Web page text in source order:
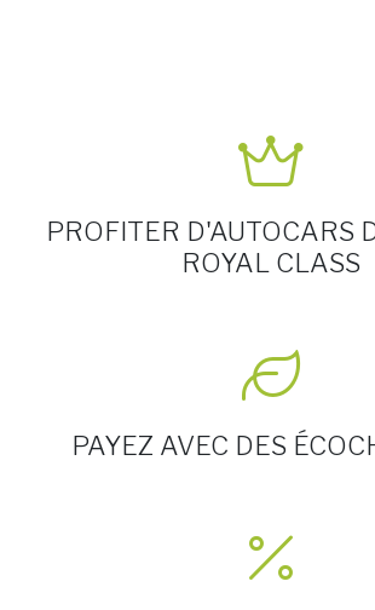
PROFITER D'AUTOCARS
ROYAL CLASS
PAYEZ AVEC DES